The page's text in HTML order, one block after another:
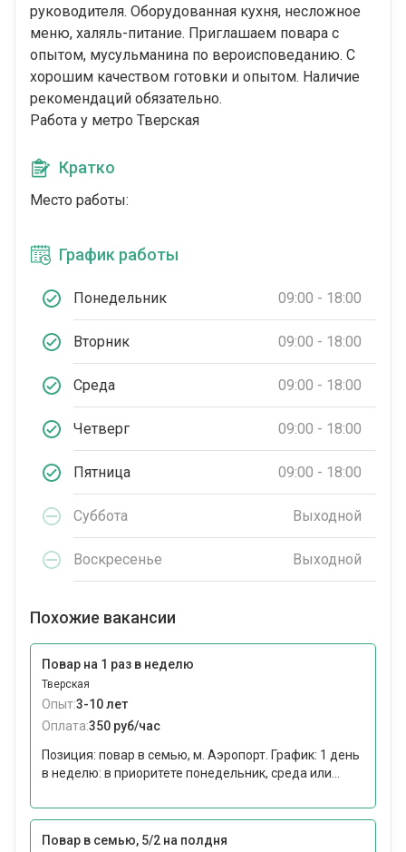
руководителя. Оборудованная кухня, несложное
меню, халяль-питание. Приглашаем повара с
опытом, мусульманина по вероисповеданию. С
хорошим качеством готовки и опытом. Наличие
рекомендаций обязательно.
Работа у метро Тверская
Кратко
Место работы:
График работы
Понедельник 09:00 - 18:00
Вторник 09:00 - 18:00
Среда 09:00 - 18:00
Четверг 09:00 - 18:00
Пятница 09:00 - 18:00
Суббота Выходной
Воскресенье Выходной
Похожие вакансии
Повар на 1 раз в неделю
Тверская
Опыт:3-10 лет
Оплата:350 руб/час
Позиция: повар в семью, м. Аэропорт. График: 1 день
в неделю: в приоритете понедельник, среда или...
Повар в семью, 5/2 на полдня